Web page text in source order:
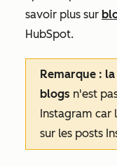
savoir plus sur
HubSpot.
Remarque :
blogs n'est
Instagram car
sur les posts